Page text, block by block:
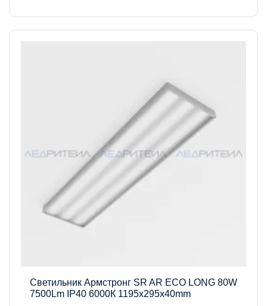
Светильник Армстронг SR AR ECO LONG 80W
7500Lm IP40 6000К 1195x295x40mm